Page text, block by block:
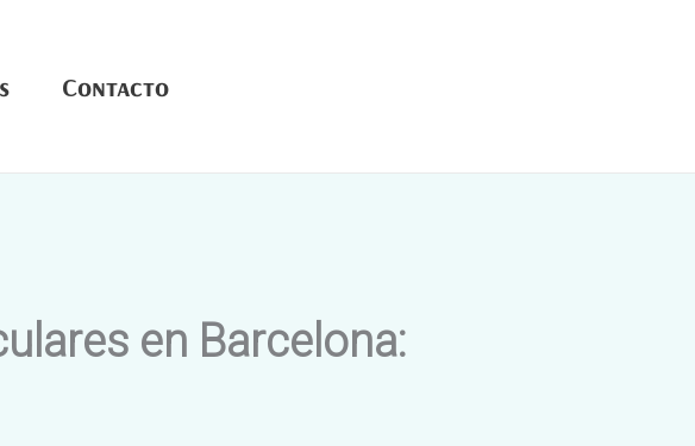
Contacto
en Barcelona: